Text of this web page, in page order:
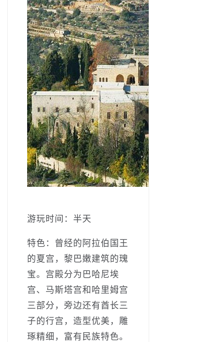
游玩时间：半天
特色：曾经的阿拉伯国王
的夏宫，黎巴嫩建筑的瑰
宝。宫殿分为巴哈尼埃
宫、马斯塔宫和哈里姆宫
三部分，旁边还有酋长三
子的行宫，造型优美，雕
琢精细，富有民族特色。